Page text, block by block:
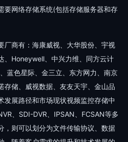
要网络存储系统(包括存储服务器和存
商有：海康威视、大华股份、宇视
、Honeywell、中兴力维、同方云计
蓝色星际、金三立、东方网力、南京
存储、威视数据、友友天宇、金山品
发展路径和市场现状视频监控存储中
、SDI-DVR、IPSAN、FCSAN等多
，则可以划分为文件传输协议、数据